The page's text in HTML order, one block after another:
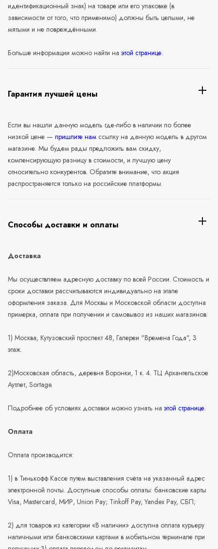
идентификационный знак) на товаре или его упаковке (в
зависимости от того, что применимо) должны быть целыми, не
мятыми и не повреждёнными.
Больше информации можно найти на этой странице.
Гарантия лучшей цены
Если вы нашли данную модель где-либо в наличии по более
низкой цене — пришлите нам ссылку на данную модель в другом
магазине. Мы будем рады предложить вам скидку,
компенсирующую разницу в стоимости, и лучшую цену
относительно конкурентов. Обратите внимание, что акция
распространяется только на российские платформы.
Способы доставки и оплаты
Доставка
Мы осуществляем адресную доставку по всей России. Стоимость и
сроки доставки рассчитываются индивидуально на этапе
оформления заказа. Для Москвы и Московской области доступна
примерка, оплата при получении и самовывоз из наших магазинов:
1) Москва, Кутузовский проспект 48, Галереи "Времена Года", 3
этаж.
2)Московская область, деревня Воронки, 1 к. 4. ТЦ Архангельское
Аутлет, Sortage.
Подробнее об условиях доставки можно узнать на этой странице.
Оплата
Оплата производится:
1) в Тинькофф Кассе путем выставления счёта на указанный адрес
электронной почты. Доступные способы оплаты: банковские карты
Visa, Mastercard, МИР, Union Pay; Tinkoff Pay, Yandex Pay, СБП;
2) для товаров из категории «В наличии» доступна оплата курьеру
наличными или банковскими картами в мобильном терминале при